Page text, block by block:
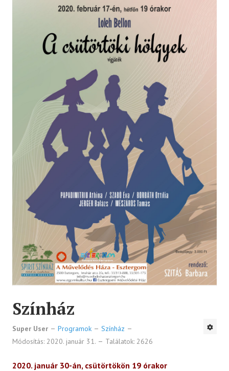
Színház
Super User Programok
Színház
Módosítás: 2020. január 31.
Találatok: 2626
2020. január 30-án, csütörtökön 19 órakor